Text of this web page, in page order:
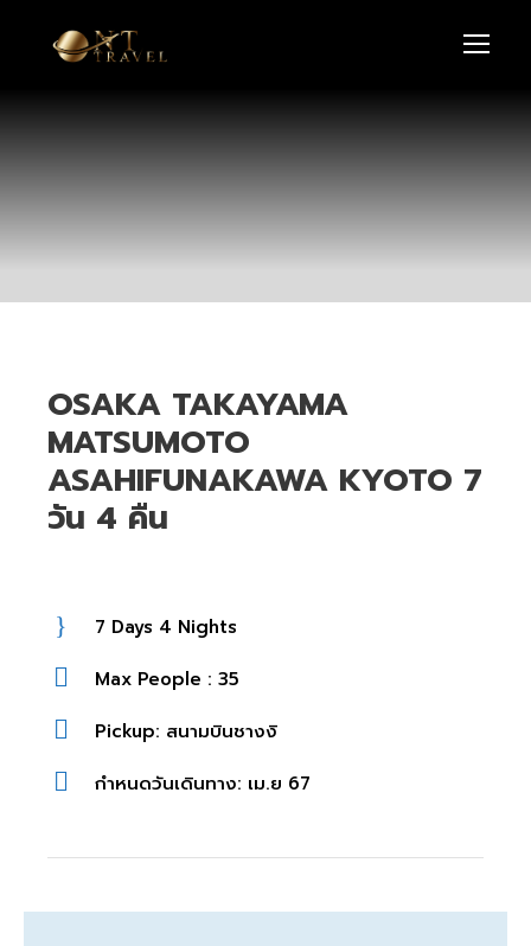
OSAKA TAKAYAMA
MATSUMOTO
ASAHIFUNAKAWA KYOTO 7
วัน 4 คืน
7 Days 4 Nights
Max People : 35
Pickup: สนามบินชางงิ
กำหนดวันเดินทาง: เม.ย 67